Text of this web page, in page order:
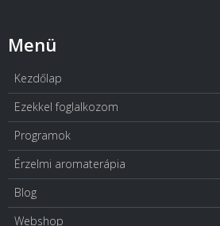
Menü
Kezdőlap
Ezekkel foglalkozom
Programok
Érzelmi aromaterápia
Blog
Webshop